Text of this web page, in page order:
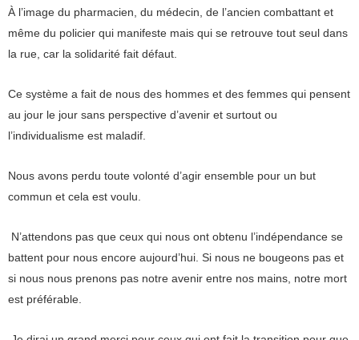
À l’image du pharmacien, du médecin, de l’ancien combattant et
même du policier qui manifeste mais qui se retrouve tout seul dans
la rue, car la solidarité fait défaut.
Ce système a fait de nous des hommes et des femmes qui pensent
au jour le jour sans perspective d’avenir et surtout ou
l’individualisme est maladif.
Nous avons perdu toute volonté d’agir ensemble pour un but
commun et cela est voulu.
N’attendons pas que ceux qui nous ont obtenu l’indépendance se
battent pour nous encore aujourd’hui. Si nous ne bougeons pas et
si nous nous prenons pas notre avenir entre nos mains, notre mort
est préférable.